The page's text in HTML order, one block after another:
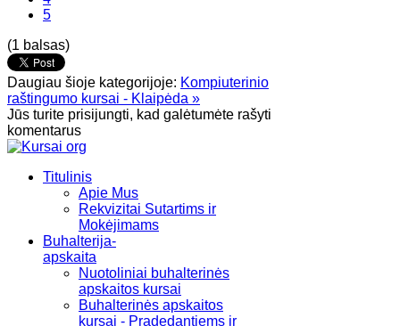
5
(1 balsas)
Daugiau šioje kategorijoje: Kompiuterinio
raštingumo kursai - Klaipėda »
Jūs turite prisijungti, kad galėtumėte rašyti
komentarus
Titulinis
Apie Mus
Rekvizitai Sutartims ir
Mokėjimams
Buhalterija-
apskaita
Nuotoliniai buhalterinės
apskaitos kursai
Buhalterinės apskaitos
kursai - Pradedantiems ir